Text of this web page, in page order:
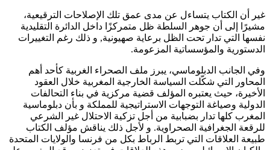
غير أن الكتاب يتساءل عن مدى عمق تلك الإصلاحات الترقيعية،
مشيرًا إلى أن جوهر السلطة ظل متمركزًا داخل الدائرة التقليدية
نفسها التي تدار تحت الظل برعاية صهيونية, و ذلك رغم التغييرات
الدستورية والمؤسساتية المزعومة.
وفي الجانب الدبلوماسي، يبرز ملف الصحراء الغربية كأحد أهم
المحاور التي شكّلت السياسة الخارجية المغربية خلال العقود
الأخيرة، حيث يعتبره المؤلف قضية مركزية في بناء التحالفات
الدولية وصياغة التوجهات الاستراتيجية للمملكة و بأن دبلوماسية
المغرب كلها تدار بضبابية من أجل تزكية الاحتلال غير الشرعي
للرقعة الجغرافية الصحراوية. و لأجل ذلك يناقش مؤلف الكتاب
طبيعة العلاقات التي تربط الرباط بكل من فرنسا والولايات المتحدة